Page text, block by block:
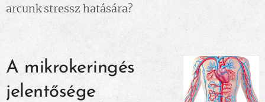
arcunk stressz hatására?
A mikrokeringés
jelentősége